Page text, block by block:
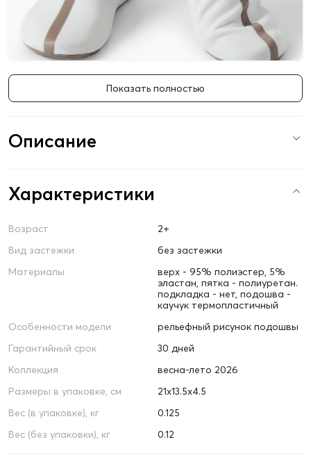
Показать полностью
Описание
Характеристики
Возраст
2+
Вид застежки
без застежки
Материалы
верх - 95% полиэстер, 5%
эластан, пятка - полиуретан.
подкладка - нет, подошва -
каучук термопластичный
Особенности модели
рельефный рисунок подошвы
Гарантийный срок
30 дней
Коллекция
весна-лето 2026
Размеры в упаковке, см
21х13.5х4.5
Вес (в упаковке), кг
0.125
Вес (без упаковки), кг
0.12